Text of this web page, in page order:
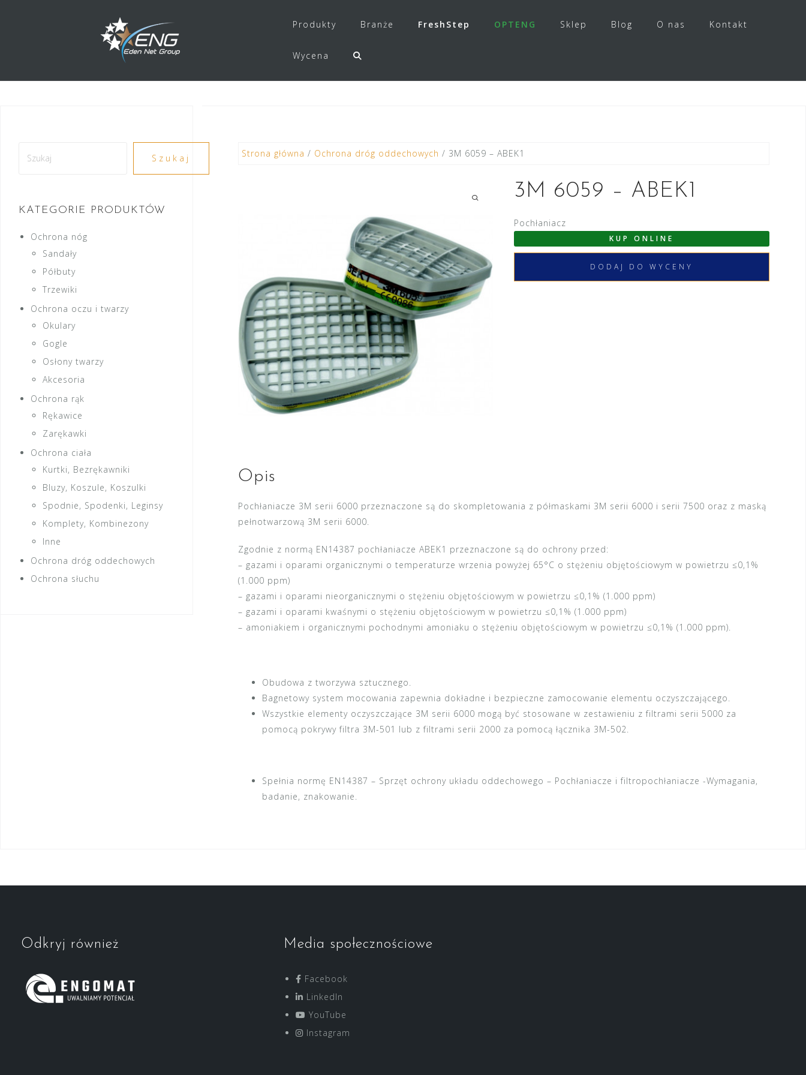
Produkty Branże FreshStep OPTENG Sklep Blog O nas Kontakt
Wycena
Strona główna / Ochrona dróg oddechowych / 3M 6059 – ABEK1
3M 6059 – ABEK1
Pochłaniacz
KUP ONLINE
DODAJ DO WYCENY
Opis
Pochłaniacze 3M serii 6000 przeznaczone są do skompletowania z półmaskami 3M serii 6000 i serii 7500 oraz z maską
pełnotwarzową 3M serii 6000.
Zgodnie z normą EN14387 pochłaniacze ABEK1 przeznaczone są do ochrony przed:
– gazami i oparami organicznymi o temperaturze wrzenia powyżej 65°C o stężeniu objętościowym w powietrzu ≤0,1%
(1.000 ppm)
– gazami i oparami nieorganicznymi o stężeniu objętościowym w powietrzu ≤0,1% (1.000 ppm)
– gazami i oparami kwaśnymi o stężeniu objętościowym w powietrzu ≤0,1% (1.000 ppm)
– amoniakiem i organicznymi pochodnymi amoniaku o stężeniu objętościowym w powietrzu ≤0,1% (1.000 ppm).
Obudowa z tworzywa sztucznego.
Bagnetowy system mocowania zapewnia dokładne i bezpieczne zamocowanie elementu oczyszczającego.
Wszystkie elementy oczyszczające 3M serii 6000 mogą być stosowane w zestawieniu z filtrami serii 5000 za
pomocą pokrywy filtra 3M-501 lub z filtrami serii 2000 za pomocą łącznika 3M-502.
Spełnia normę EN14387 – Sprzęt ochrony układu oddechowego – Pochłaniacze i filtropochłaniacze -Wymagania,
badanie, znakowanie.
Szukaj
KATEGORIE PRODUKTÓW
Ochrona nóg
Sandały
Półbuty
Trzewiki
Ochrona oczu i twarzy
Okulary
Gogle
Osłony twarzy
Akcesoria
Ochrona rąk
Rękawice
Zarękawki
Ochrona ciała
Kurtki, Bezrękawniki
Bluzy, Koszule, Koszulki
Spodnie, Spodenki, Leginsy
Komplety, Kombinezony
Inne
Ochrona dróg oddechowych
Ochrona słuchu
Odkryj również Media społecznościowe
Facebook
LinkedIn
YouTube
Instagram